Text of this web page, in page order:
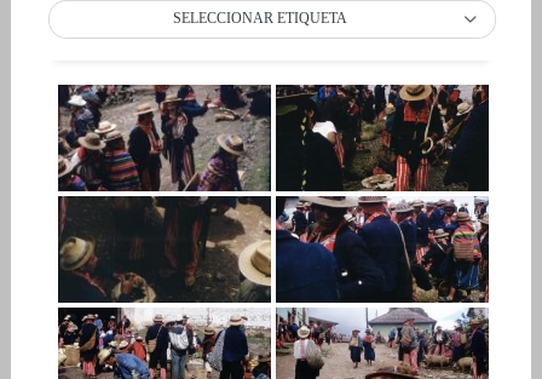
SELECCIONAR ETIQUETA